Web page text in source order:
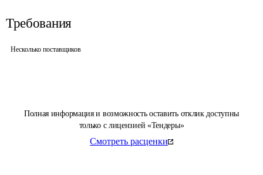
Полная информация и возможность оставить отклик доступны
только с лицензией «Тендеры»
Смотреть расценки
Требования
Несколько поставщиков